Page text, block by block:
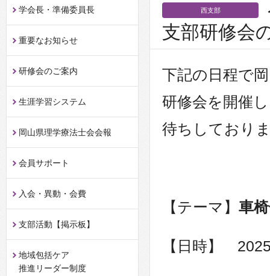
学会長・準備委員長
重要なお知らせ
研修会のご案内
生涯学習システム
岡山県理学療法士会会報
会員サポート
入会・異動・会費
支部活動【掲示板】
地域包括ケア
推進リーダー制度
西支部
支部研修会
下記の日程で
研修会を開催
待ちしており
【テーマ】 車
【日時】